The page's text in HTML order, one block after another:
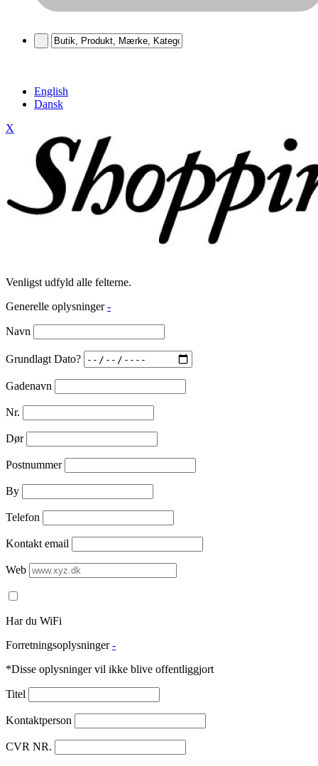
English
Dansk
X
Venligst udfyld alle felterne.
Generelle oplysninger -
Navn
Grundlagt Dato?
Gadenavn
Nr.
Dør
Postnummer
By
Telefon
Kontakt email
Web
Har du WiFi
Forretningsoplysninger -
*Disse oplysninger vil ikke blive offentliggjort
Titel
Kontaktperson
CVR NR.